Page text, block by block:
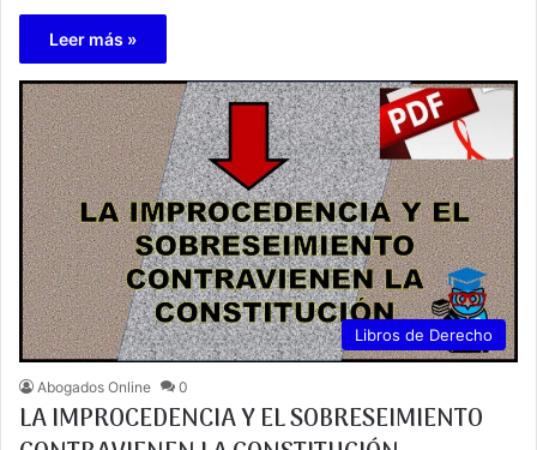
Leer más »
Libros de Derecho
Abogados Online 0
LA IMPROCEDENCIA Y EL SOBRESEIMIENTO